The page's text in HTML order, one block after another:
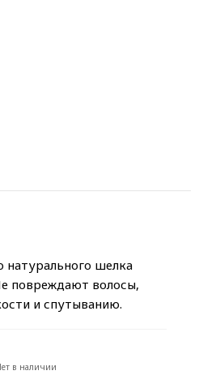
натурального шелка
повреждают волосы,
и спутыванию.
в наличии